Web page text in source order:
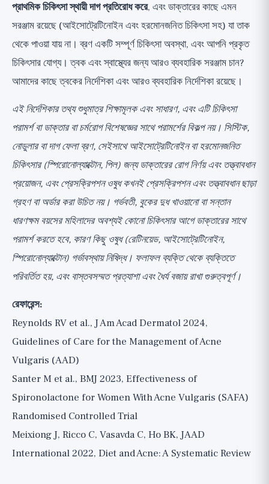
প্রাথমিক চিকিৎসা স্থায়ী দাগ প্রতিরোধ করে, এবং ডাক্তারের কাছে এমন
সরঞ্জাম রয়েছে (আইসোট্রেটিনোইন এবং হরমোনজনিত চিকিৎসা সহ) যা তাক
থেকে পাওয়া যায় না। ব্রণ একটি সম্পূর্ণ চিকিৎসা অবস্থা, এবং আপনি প্রকৃত
চিকিৎসার যোগ্য। ত্বক এবং স্বাস্থ্যের জন্য আরও ব্যবহারিক সরঞ্জাম চান?
আমাদের কাছেত্বকের নির্দেশিকাএবংআরও ব্যবহারিক নির্দেশিকারয়েছে।
এই নির্দেশিকার তথ্য শুধুমাত্র শিক্ষামূলক এবং সাধারণ, এবং এটি চিকিৎসা
পরামর্শ বা ডাক্তার বা চর্মরোগ বিশেষজ্ঞের সাথে পরামর্শের বিকল্প নয়। সিস্টিক,
নোডুলার বা দাগ ফেলা ব্রণ, সেইসাথে আইসোট্রেটিনোইন বা হরমোনজনিত
চিকিৎসার (স্পিরোনোল্যাক্টোন, পিল) জন্য ডাক্তারের রোগ নির্ণয় এবং তত্ত্বাবধান
প্রয়োজন, এবং প্রেসক্রিপশন ওষুধ কখনই প্রেসক্রিপশন এবং তত্ত্বাবধান ছাড়া
গ্রহণ বা অর্ডার করা উচিত নয়। গর্ভবতী, বুকের দুধ খাওয়ানো বা সন্তান
ধারণক্ষম বয়সের মহিলাদের অবশ্যই কোনো চিকিৎসার আগে ডাক্তারের সাথে
পরামর্শ করতে হবে, কারণ কিছু ওষুধ (রেটিনয়েড, আইসোট্রেটিনোইন,
স্পিরোনোল্যাক্টোন) গর্ভাবস্থায় নিষিদ্ধ। ফলাফল ব্যক্তি থেকে ব্যক্তিতে
পরিবর্তিত হয়, এবং বাস্তবসম্মত প্রত্যাশা এবং ধৈর্য বজায় রাখা গুরুত্বপূর্ণ।
রেফারেন্স:
Reynolds RV et al., J Am Acad Dermatol 2024,
Guidelines of Care for the Management of Acne
Vulgaris (AAD)
Santer M et al., BMJ 2023, Effectiveness of
Spironolactone for Women With Acne Vulgaris (SAFA)
Randomised Controlled Trial
Meixiong J, Ricco C, Vasavda C, Ho BK, JAAD
International 2022, Diet and Acne: A Systematic Review